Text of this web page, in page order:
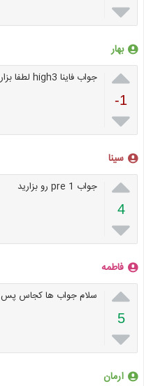

بهار

-1

جواب فاینا high3 لطفا بزارید
سینا

4

جواب pre 1 رو بزارید
فاطمه

5

سلام جواب ها کجاس پس
ارمان